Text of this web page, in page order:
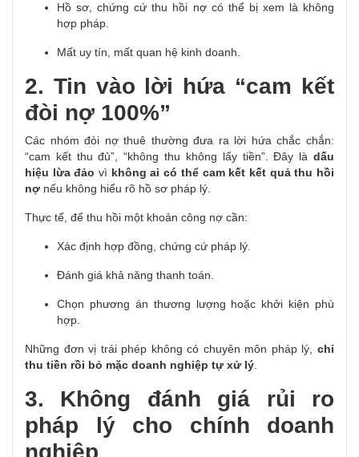
Hồ sơ, chứng cứ thu hồi nợ có thể bị xem là không
hợp pháp.
Mất uy tín, mất quan hệ kinh doanh.
2. Tin vào lời hứa “cam kết
đòi nợ 100%”
Các nhóm đòi nợ thuê thường đưa ra lời hứa chắc chắn:
“cam kết thu đủ”, “không thu không lấy tiền”.
Đây làdấu
hiệu lừa đảo vì không ai có thể cam kết kết quả thu hồi
nợ nếu không hiểu rõ hồ sơ pháp lý.
Thực tế, để thu hồi một khoản công nợ cần:
Xác định hợp đồng, chứng cứ pháp lý.
Đánh giá khả năng thanh toán.
Chọn phương án thương lượng hoặc khởi kiện phù
hợp.
Những đơn vị trái phép không có chuyên môn pháp lý, chỉ
thu tiền rồi bỏ mặc doanh nghiệp tự xử lý
3. Không đánh giá rủi ro
pháp lý cho chính doanh
nghiệp